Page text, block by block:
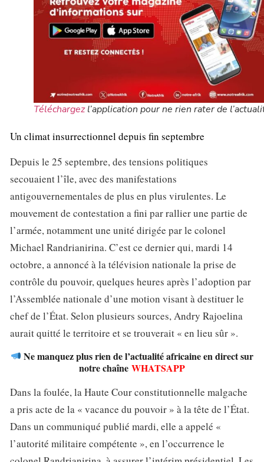
Téléchargezl’application pour ne rien rater de
Un climat insurrectionnel depuis fin septembre
Depuis le 25 septembre, des tensions politiques
secouaient l’île, avec des manifestations
antigouvernementales de plus en plus virulentes. Le
mouvement de contestation a fini par rallier une partie de
l’armée, notamment une unité dirigée par le colonel
Michael Randrianirina. C’est ce dernier qui, mardi 14
octobre, a annoncé à la télévision nationale la prise de
contrôle du pouvoir, quelques heures après l’adoption par
l’Assemblée nationale d’une motion visant à destituer le
chef de l’État. Selon plusieurs sources, Andry Rajoelina
aurait quitté le territoire et se trouverait « en lieu sûr ».
Ne manquez plus rien de l’actualité africaine en direct sur
notre chaîne WHATSAPP
Dans la foulée, la Haute Cour constitutionnelle malgache
a pris acte de la « vacance du pouvoir » à la tête de l’État.
Dans un communiqué publié mardi, elle a appelé «
l’autorité militaire compétente », en l’occurrence le